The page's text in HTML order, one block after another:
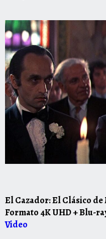
El Cazador: El Clásico
Formato 4K UHD + Blu-
Video